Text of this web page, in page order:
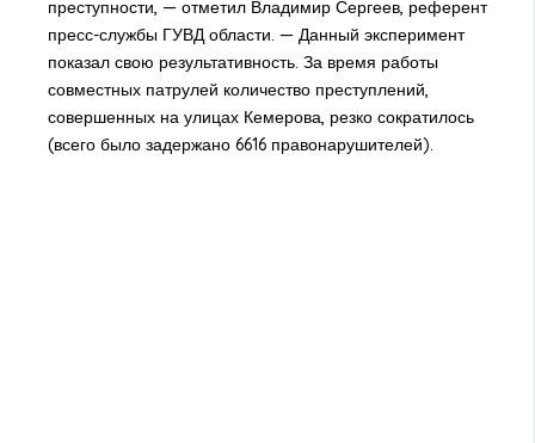
преступности, — отметил Владимир Сергеев, референт
пресс-службы ГУВД области. — Данный эксперимент
показал свою результативность. За время работы
совместных патрулей количество преступлений,
совершенных на улицах Кемерова, резко сократилось
(всего было задержано 6616 правонарушителей).